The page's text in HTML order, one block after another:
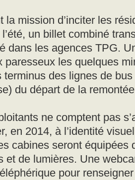
la mission d’inciter les
l’été, un billet combiné
dans les agences TPG.
paresseux les quelques
terminus des lignes de
du départ de la
ne comptent pas
en 2014, à l’identité
cabines seront équipées
et de lumières. Une
pour